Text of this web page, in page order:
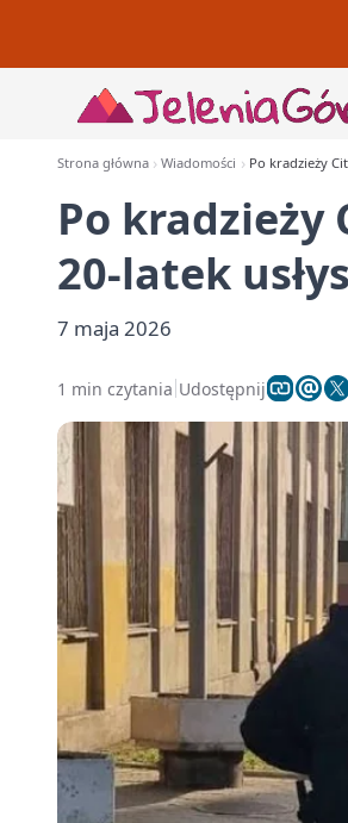
Strona główna Wiadomości Po kradzieży
Po kradzieży
20-latek
7 maja 2026
1 min czytania Udostępnij